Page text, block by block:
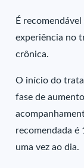
É
experiência no
crônica.
O início do
fase de
recomendada é
uma vez ao dia.